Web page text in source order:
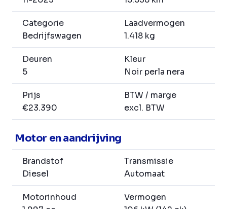
Categorie
Bedrijfswagen
Laadvermogen
1.418 kg
Deuren
5
Kleur
Noir perla nera
Prijs
€23.390
BTW / marge
excl. BTW
Motor en aandrijving
Brandstof
Diesel
Transmissie
Automaat
Motorinhoud
Vermogen